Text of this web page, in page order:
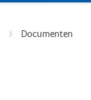
Documenten